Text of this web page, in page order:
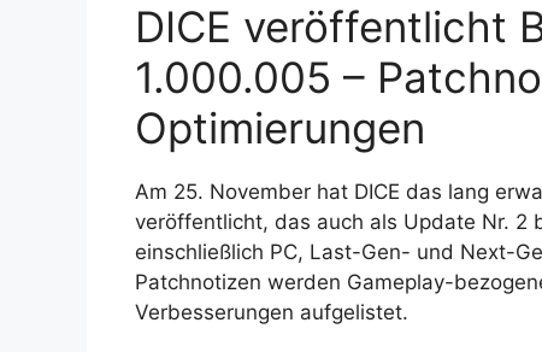
DICE veröffentlicht
1.000.005 –
Optimierungen
Am 25. November hat DICE das lang
veröffentlicht, das auch als Update Nr. 2
einschließlich PC, Last-Gen- und Next-
Patchnotizen werden Gameplay-
Verbesserungen aufgelistet.